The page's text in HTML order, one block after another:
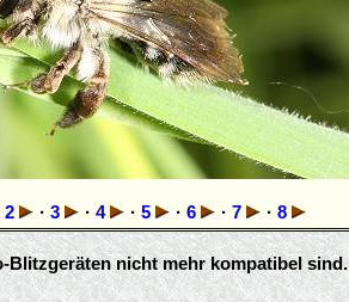
2 · 3 · 4 · 5 · 6 · 7 · 8
Blitzgeräten nicht mehr kompatibel sind.